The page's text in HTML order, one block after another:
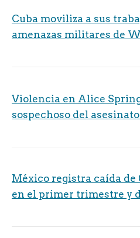
Cuba moviliza a sus
amenazas militares de
Violencia en Alice
sospechoso del
México registra caída de
en el primer trimestre y